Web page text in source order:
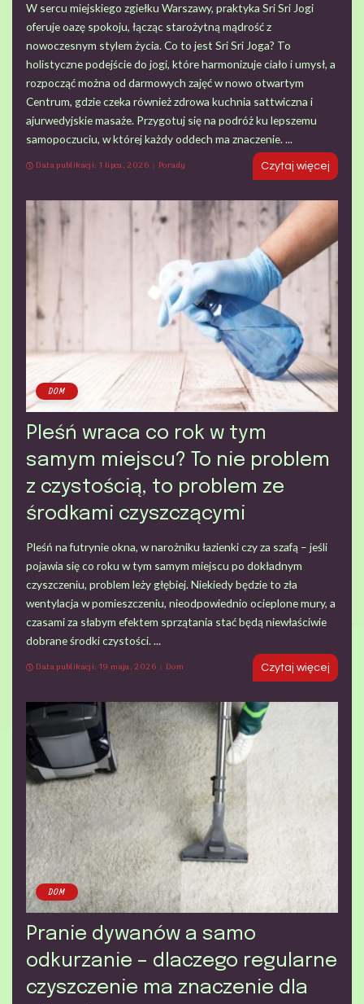
W sercu miejskiego zgiełku Warszawy, praktyka Sri Sri Jogi
oferuje oazę spokoju, łącząc starożytną mądrość z
nowoczesnym stylem życia. Co to jest Sri Sri Joga? To
holistyczne podejście do jogi, które harmonizuje ciało i umysł, a
rozpocząć można od darmowych zajęć w nowo otwartym
Centrum, gdzie czeka również zdrowa kuchnia sattwiczna i
ajurwedyjskie masaże. Przygotuj się na podróż ku lepszemu
samopoczuciu, w której każdy oddech ma znaczenie....
Data publikacji: 1 lipca, 2026
Porady Czytaj więcej
DOM
Pleśń wraca co rok w tym
samym miejscu? To nie problem
z czystością, to problem ze
środkami czyszczącymi
Pleśń na futrynie okna, w narożniku łazienki czy za szafą – jeśli
pojawia się co roku w tym samym miejscu po dokładnym
czyszczeniu, problem leży głębiej. Niekiedy będzie to zła
wentylacja w pomieszczeniu, nieodpowiednio ocieplone mury, a
czasami za słabym efektem sprzątania stać będą niewłaściwie
dobrane środki czystości. ...
Data publikacji: 19 maja, 2026
Dom Czytaj więcej
DOM
Pranie dywanów a samo
odkurzanie – dlaczego regularne
czyszczenie ma znaczenie dla